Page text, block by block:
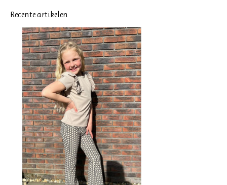
Recente artikelen